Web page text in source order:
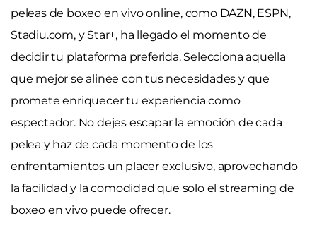
peleas de boxeo en vivo online, como DAZN, ESPN,
Stadiu.com, y Star+, ha llegado el momento de
decidir tu plataforma preferida. Selecciona aquella
que mejor se alinee con tus necesidades y que
promete enriquecer tu experiencia como
espectador. No dejes escapar la emoción de cada
pelea y haz de cada momento de los
enfrentamientos un placer exclusivo, aprovechando
la facilidad y la comodidad que solo el streaming de
boxeo en vivo puede ofrecer.